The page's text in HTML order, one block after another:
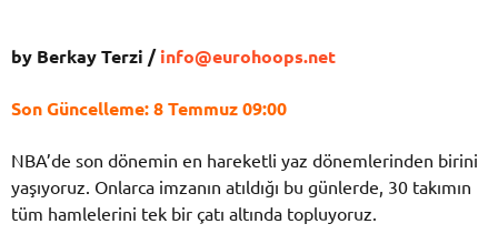
by Berkay Terzi /info@eurohoops.net
Son Güncelleme: 8 Temmuz 09:00
NBA’de son dönemin en hareketli yaz dönemlerinden birini
yaşıyoruz. Onlarca imzanın atıldığı bu günlerde, 30 takımın
tüm hamlelerini tek bir çatı altında topluyoruz.